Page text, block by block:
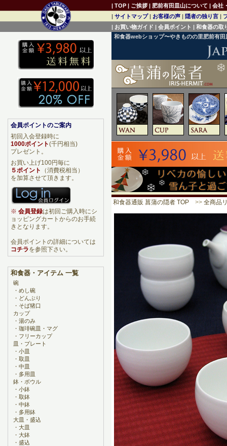
和食器webショップ〜やきものの里肥前有
和食器通販 菖蒲の隠者 TOP >> 全商品
会員ポイントのご案内
初回入会登録時に
1000ポイント(千円相当)
プレゼント。
お買い上げ100円毎に
５ポイント
（消費税相当）
を加算させて頂きます。
※ 会員登録は初回ご購入時にシ
ョッピングカートからのお手続
きとなります。
会員ポイントの詳細については
コチラを参照下さい。
和食器・アイテム 一覧
碗
・ めし碗
・ どんぶり
・ そば猪口
カップ
・ 湯のみ
・ 珈琲碗皿・マグ
・ フリーカップ
皿・プレート
・ 小皿
・ 取皿
・ 中皿
・ 多用皿
鉢・ボウル
・ 小鉢
・ 取鉢
・ 中鉢
・ 多用鉢
大皿・盛込
・ 大皿
・ 大鉢
・ 盛込
| TOP | ご挨拶 | 肥前有田皿山について | 会社
| サイトマップ| お客様の声 | 隠者の独り言 |
| お買い物ガイド | 会員ポイント | 和食器の取